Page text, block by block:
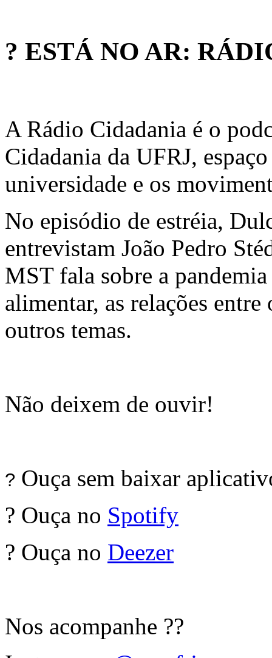
? ESTÁ NO AR:
A Rádio Cidadania é o
Cidadania da UFRJ,
universidade e os
No episódio de estréia,
entrevistam João Pedro
MST fala sobre a
alimentar, as relações
outros temas.
Não deixem de ouvir!
? Ouça sem baixar
? Ouça no Spotify
? Ouça no Deezer
Nos acompanhe ??